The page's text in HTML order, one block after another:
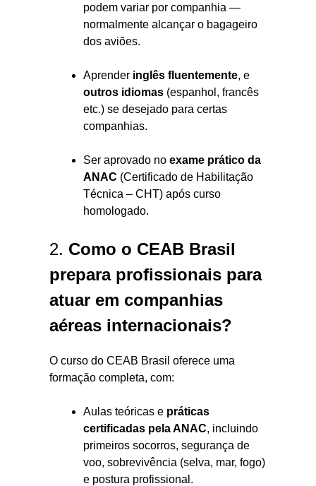
podem variar por companhia —
normalmente alcançar o bagageiro
dos aviões.
Aprender inglês fluentemente, e
outros idiomas (espanhol, francês
etc.) se desejado para certas
companhias.
Ser aprovado no exame prático da
ANAC (Certificado de Habilitação
Técnica – CHT) após curso
homologado.
2. Como o CEAB Brasil
prepara profissionais para
atuar em companhias
aéreas internacionais?
O curso do CEAB Brasil oferece uma
formação completa, com:
Aulas teóricas e práticas
certificadas pela ANAC, incluindo
primeiros socorros, segurança de
voo, sobrevivência (selva, mar, fogo)
e postura profissional.